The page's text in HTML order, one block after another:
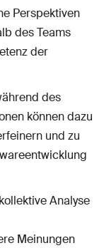
Perspektiven
des Teams
der
des
können dazu
und zu
Analyse
Meinungen